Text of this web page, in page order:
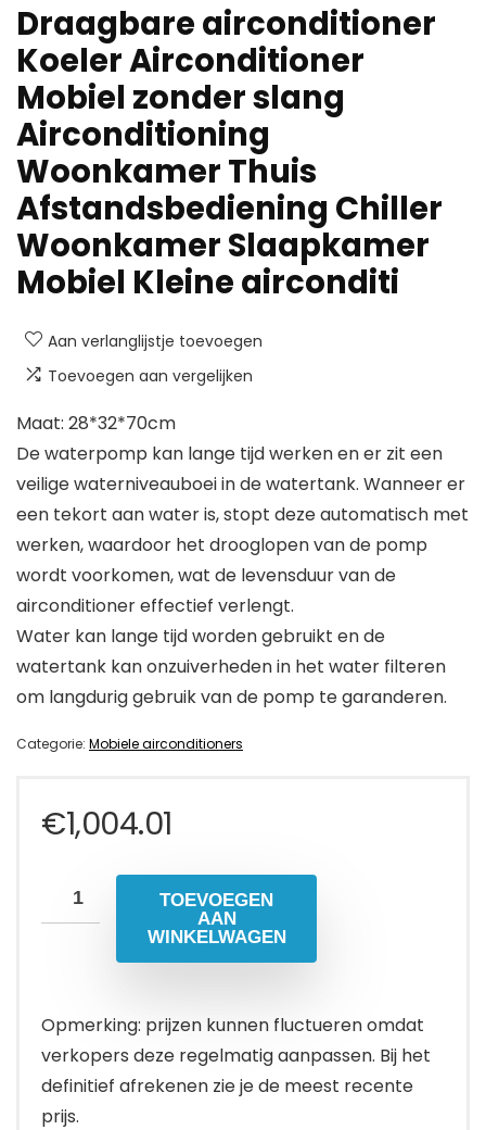
Draagbare airconditioner
Koeler Airconditioner
Mobiel zonder slang
Airconditioning
Woonkamer Thuis
Afstandsbediening Chiller
Woonkamer Slaapkamer
Mobiel Kleine airconditi
Aan verlanglijstje toevoegen
Toevoegen aan vergelijken
Maat: 28*32*70cm
De waterpomp kan lange tijd werken en er zit een
veilige waterniveauboei in de watertank. Wanneer er
een tekort aan water is, stopt deze automatisch met
werken, waardoor het drooglopen van de pomp
wordt voorkomen, wat de levensduur van de
airconditioner effectief verlengt.
Water kan lange tijd worden gebruikt en de
watertank kan onzuiverheden in het water filteren
om langdurig gebruik van de pomp te garanderen.
Categorie: Mobiele airconditioners
€1,004.01
TOEVOEGEN
AAN
WINKELWAGEN
Opmerking: prijzen kunnen fluctueren omdat
verkopers deze regelmatig aanpassen. Bij het
definitief afrekenen zie je de meest recente
prijs.